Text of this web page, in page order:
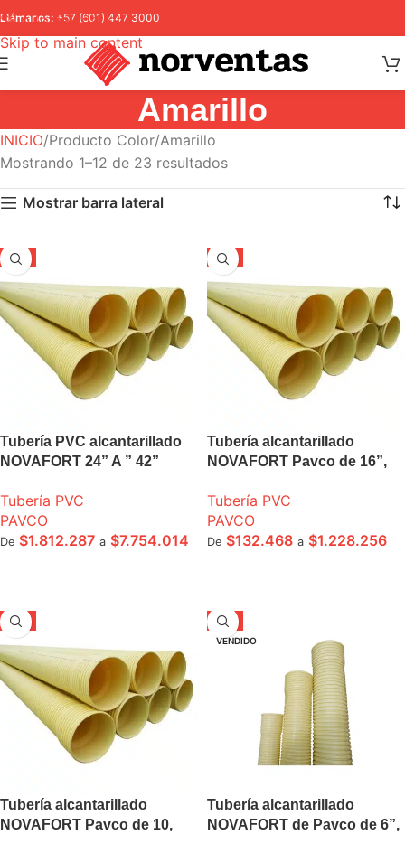
Skip to navigation
Skip to main content
Llámanos: +57 (601) 447 3000
Amarillo
INICIO Producto Color Amarillo
Mostrando 1–12 de 23 resultados
Mostrar barra lateral
-5%
Tubería PVC alcantarillado
NOVAFORT 24” A ” 42”
Tubería PVC
PAVCO
De $1.812.287 a $7.754.014
-5%
Tubería alcantarillado
NOVAFORT Pavco de 16”,
Tubería PVC
PAVCO
De $132.468 a $1.228.256
-5%
Tubería alcantarillado
NOVAFORT Pavco de 10,
-5%
VENDIDO
Tubería alcantarillado
NOVAFORT de Pavco de 6”,